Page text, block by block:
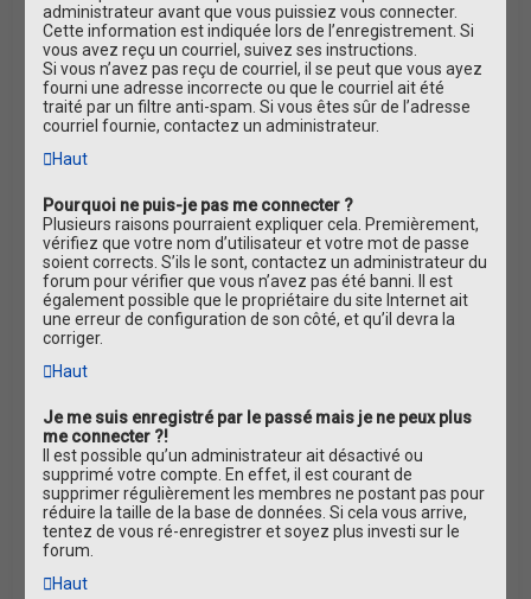
administrateur avant que vous puissiez vous connecter.
Cette information est indiquée lors de l’enregistrement. Si
vous avez reçu un courriel, suivez ses instructions.
Si vous n’avez pas reçu de courriel, il se peut que vous ayez
fourni une adresse incorrecte ou que le courriel ait été
traité par un filtre anti-spam. Si vous êtes sûr de l’adresse
courriel fournie, contactez un administrateur.
Haut
Pourquoi ne puis-je pas me connecter ?
Plusieurs raisons pourraient expliquer cela. Premièrement,
vérifiez que votre nom d’utilisateur et votre mot de passe
soient corrects. S’ils le sont, contactez un administrateur du
forum pour vérifier que vous n’avez pas été banni. Il est
également possible que le propriétaire du site Internet ait
une erreur de configuration de son côté, et qu’il devra la
corriger.
Haut
Je me suis enregistré par le passé mais je ne peux plus
me connecter ?!
Il est possible qu’un administrateur ait désactivé ou
supprimé votre compte. En effet, il est courant de
supprimer régulièrement les membres ne postant pas pour
réduire la taille de la base de données. Si cela vous arrive,
tentez de vous ré-enregistrer et soyez plus investi sur le
forum.
Haut